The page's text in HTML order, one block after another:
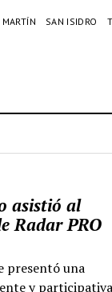
MARTÍN SAN ISIDRO
asistió al
Radar PRO
presentó una
y participativa